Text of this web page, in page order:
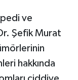
ve
Şefik Murat
hakkında